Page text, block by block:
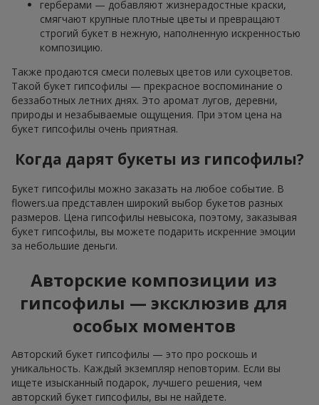
герберами — добавляют жизнерадостные краски,
смягчают крупные плотные цветы и превращают
строгий букет в нежную, наполненную искренностью
композицию.
Также продаются смеси полевых цветов или сухоцветов.
Такой букет гипсофилы — прекрасное воспоминание о
беззаботных летних днях. Это аромат лугов, деревни,
природы и незабываемые ощущения. При этом цена на
букет гипсофилы очень приятная.
Когда дарят букеты из гипсофилы?
Букет гипсофилы можно заказать на любое событие. В
flowers.ua представлен широкий выбор букетов разных
размеров. Цена гипсофилы невысока, поэтому, заказывая
букет гипсофилы, вы можете подарить искренние эмоции
за небольшие деньги.
Авторские композиции из
гипсофилы — эксклюзив для
особых моментов
Авторский букет гипсофилы — это про роскошь и
уникальность. Каждый экземпляр неповторим. Если вы
ищете изысканный подарок, лучшего решения, чем
авторский букет гипсофилы, вы не найдете.